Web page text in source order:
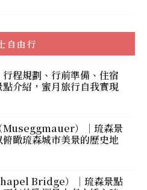
自由行
程規劃、行前準備、住宿
介紹，蜜月旅行自我實現
Museggmauer）｜琉森景
瞰琉森城市美景的歷史地
Bridge）｜琉森景點